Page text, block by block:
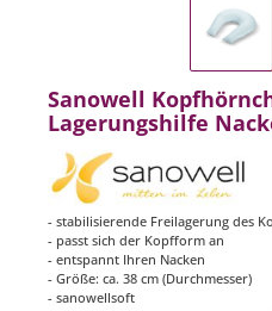
Sanowell
Lagerungshilfe
- stabilisierende Freilagerung des
- passt sich der Kopfform an
- entspannt Ihren Nacken
- Größe: ca. 38 cm (Durchmesser)
- sanowellsoft